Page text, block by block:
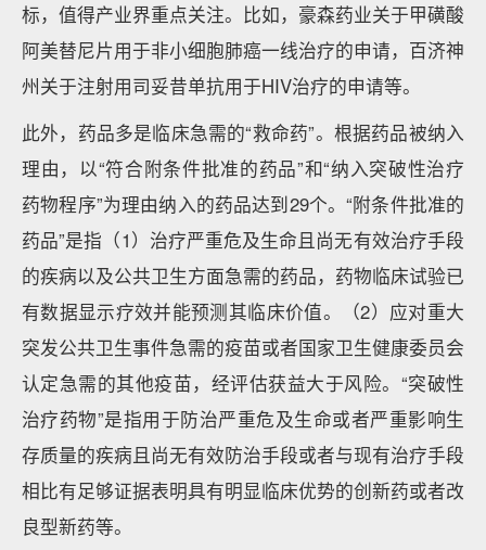
标，值得产业界重点关注。比如，豪森药业关于甲磺酸
阿美替尼片用于非小细胞肺癌一线治疗的申请，百济神
州关于注射用司妥昔单抗用于HIV治疗的申请等。
此外，药品多是临床急需的“救命药”。根据药品被纳入
理由，以“符合附条件批准的药品”和“纳入突破性治疗
药物程序”为理由纳入的药品达到29个。“附条件批准的
药品”是指（1）治疗严重危及生命且尚无有效治疗手段
的疾病以及公共卫生方面急需的药品，药物临床试验已
有数据显示疗效并能预测其临床价值。（2）应对重大
突发公共卫生事件急需的疫苗或者国家卫生健康委员会
认定急需的其他疫苗，经评估获益大于风险。“突破性
治疗药物”是指用于防治严重危及生命或者严重影响生
存质量的疾病且尚无有效防治手段或者与现有治疗手段
相比有足够证据表明具有明显临床优势的创新药或者改
良型新药等。